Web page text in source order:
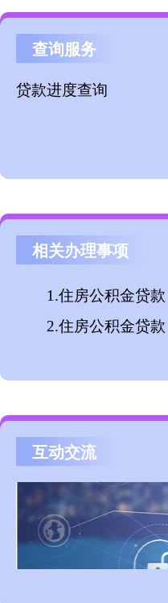
查询服务
贷款进度查询
相关办理事项
1.住房公积金贷
2.住房公积金贷
互动交流